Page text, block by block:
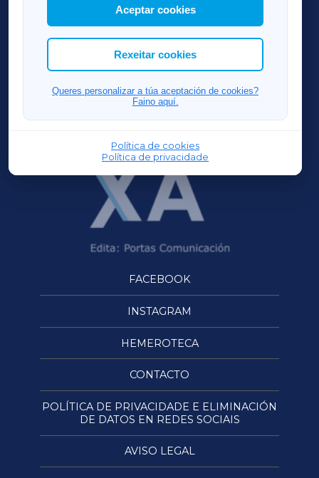
Así mesmo, podes personalizar a elección das
cookies que desexas permitir.
Aceptar cookies
Rexeitar cookies
Queres personalizar a túa aceptación de cookies?
Faino aquí.
Política de cookies
Política de privacidade
RIBEIRASACRAXA
ACORUÑAXA
FERROLXA
OURENSEXA
FACEBOOK
INSTAGRAM
HEMEROTECA
CONTACTO
POLÍTICA DE PRIVACIDADE E ELIMINACIÓN
DE DATOS EN REDES SOCIAIS
AVISO LEGAL